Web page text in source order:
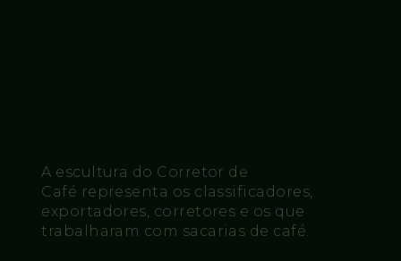
A escultura do Corretor de
Café representa os classificadores,
exportadores, corretores e os que
trabalharam com sacarias de café.